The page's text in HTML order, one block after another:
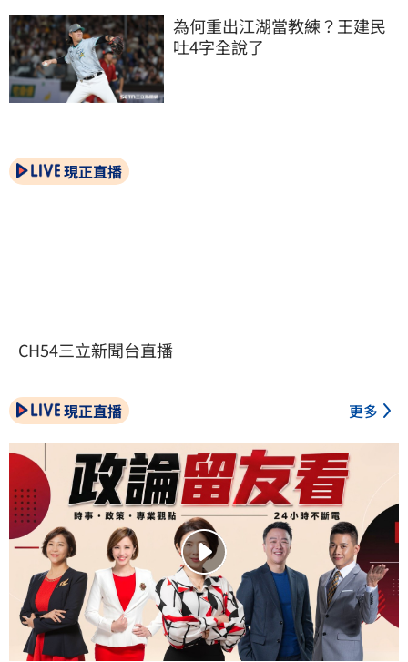
為何重出江湖當教練？王建民
吐4字全說了
現正直播
CH54三立新聞台直播
現正直播 更多